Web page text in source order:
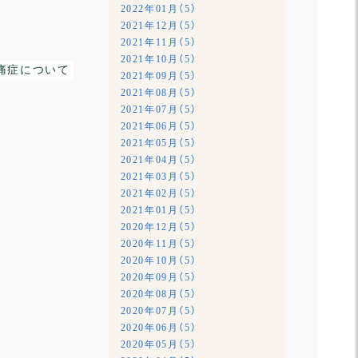
症について
2022年01月（5）
2021年12月（5）
2021年11月（5）
2021年10月（5）
2021年09月（5）
2021年08月（5）
2021年07月（5）
2021年06月（5）
2021年05月（5）
2021年04月（5）
2021年03月（5）
2021年02月（5）
2021年01月（5）
2020年12月（5）
2020年11月（5）
2020年10月（5）
2020年09月（5）
2020年08月（5）
2020年07月（5）
2020年06月（5）
2020年05月（5）